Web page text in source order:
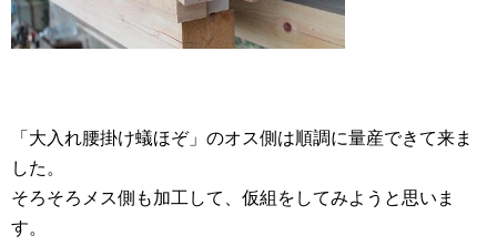
「大入れ腰掛け蟻ほぞ」のオス側は順調に量産できて来ま
した。
そろそろメス側も加工して、仮組をしてみようと思いま
す。